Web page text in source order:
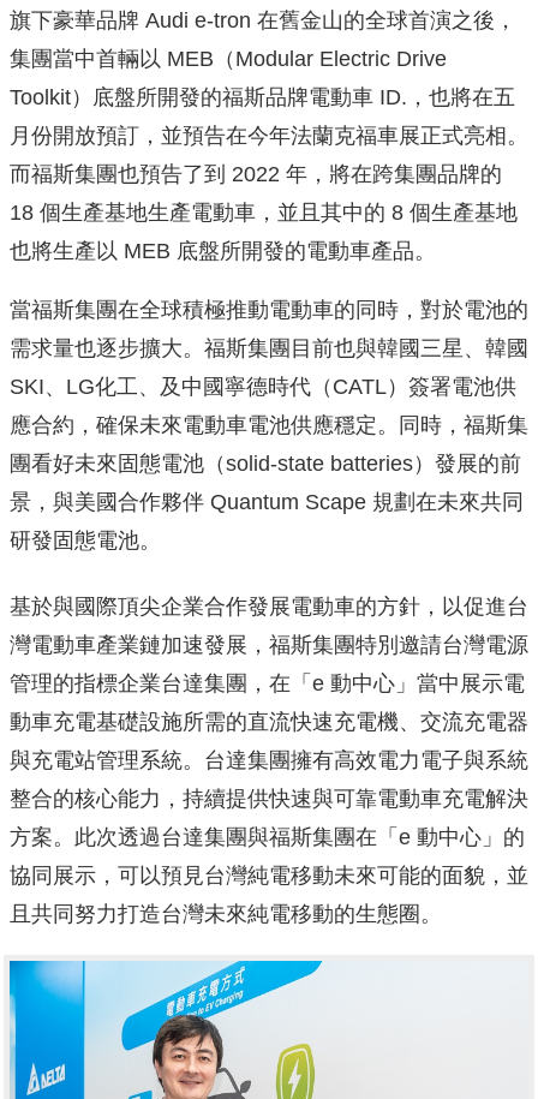
旗下豪華品牌 Audi e-tron 在舊金山的全球首演之後，
集團當中首輛以 MEB（Modular Electric Drive
Toolkit）底盤所開發的福斯品牌電動車 ID.，也將在五
月份開放預訂，並預告在今年法蘭克福車展正式亮相。
而福斯集團也預告了到 2022 年，將在跨集團品牌的
18 個生產基地生產電動車，並且其中的 8 個生產基地
也將生產以 MEB 底盤所開發的電動車產品。
當福斯集團在全球積極推動電動車的同時，對於電池的
需求量也逐步擴大。福斯集團目前也與韓國三星、韓國
SKI、LG化工、及中國寧德時代（CATL）簽署電池供
應合約，確保未來電動車電池供應穩定。同時，福斯集
團看好未來固態電池（solid-state batteries）發展的前
景，與美國合作夥伴 Quantum Scape 規劃在未來共同
研發固態電池。
基於與國際頂尖企業合作發展電動車的方針，以促進台
灣電動車產業鏈加速發展，福斯集團特別邀請台灣電源
管理的指標企業台達集團，在「e 動中心」當中展示電
動車充電基礎設施所需的直流快速充電機、交流充電器
與充電站管理系統。台達集團擁有高效電力電子與系統
整合的核心能力，持續提供快速與可靠電動車充電解決
方案。此次透過台達集團與福斯集團在「e 動中心」的
協同展示，可以預見台灣純電移動未來可能的面貌，並
且共同努力打造台灣未來純電移動的生態圈。